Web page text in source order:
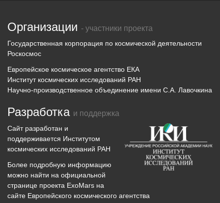
Организации - участники проекта
Государственная корпорация по космической деятельности
Роскосмос
Европейское космическое агентство ЕКА
Институт космических исследований РАН
Научно-производственное объединение имени С.А. Лавочкина
Разработка и поддержка
Сайт разработан и
поддерживается Институтом
космических исследований РАН
Более подробную информацию
можно найти на официальной
странице проекта ExoMars на
сайте Европейского космического агентства